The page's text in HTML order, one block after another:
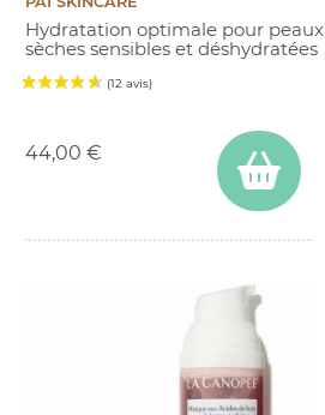
Hydratation optimale pour peaux
sèches sensibles et déshydratées
44,00 €